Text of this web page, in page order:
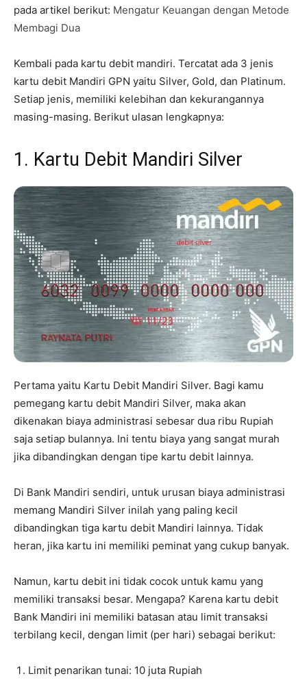
pada artikel berikut: Mengatur Keuangan dengan Metode
Membagi Dua
Kembali pada kartu debit mandiri. Tercatat ada 3 jenis
kartu debit Mandiri GPN yaitu Silver, Gold, dan Platinum.
Setiap jenis, memiliki kelebihan dan kekurangannya
masing-masing. Berikut ulasan lengkapnya:
1. Kartu Debit Mandiri Silver
Pertama yaitu Kartu Debit Mandiri Silver. Bagi kamu
pemegang kartu debit Mandiri Silver, maka akan
dikenakan biaya administrasi sebesar dua ribu Rupiah
saja setiap bulannya. Ini tentu biaya yang sangat murah
jika dibandingkan dengan tipe kartu debit lainnya.
Di Bank Mandiri sendiri, untuk urusan biaya administrasi
memang Mandiri Silver inilah yang paling kecil
dibandingkan tiga kartu debit Mandiri lainnya. Tidak
heran, jika kartu ini memiliki peminat yang cukup banyak.
Namun, kartu debit ini tidak cocok untuk kamu yang
memiliki transaksi besar. Mengapa? Karena kartu debit
Bank Mandiri ini memiliki batasan atau limit transaksi
terbilang kecil, dengan limit (per hari) sebagai berikut:
Limit penarikan tunai: 10 juta Rupiah